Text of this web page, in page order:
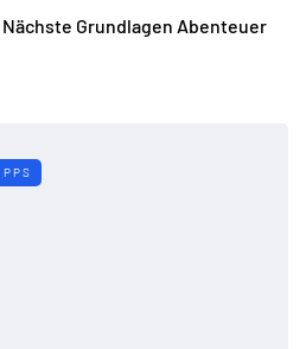
Grundlagen Abenteuer